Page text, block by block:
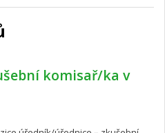
komisař/ka v